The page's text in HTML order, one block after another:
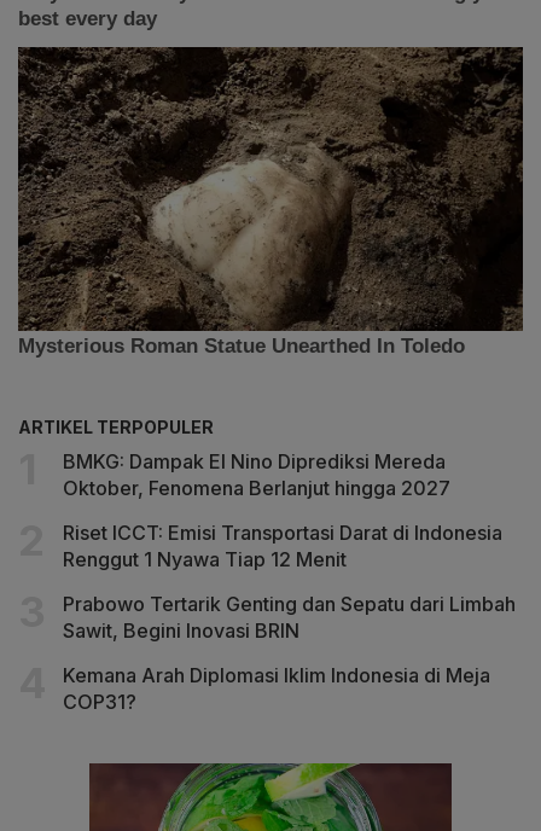
ARTIKEL TERPOPULER
BMKG: Dampak El Nino Diprediksi Mereda
Oktober, Fenomena Berlanjut hingga 2027
Riset ICCT: Emisi Transportasi Darat di Indonesia
Renggut 1 Nyawa Tiap 12 Menit
Prabowo Tertarik Genting dan Sepatu dari Limbah
Sawit, Begini Inovasi BRIN
Kemana Arah Diplomasi Iklim Indonesia di Meja
COP31?